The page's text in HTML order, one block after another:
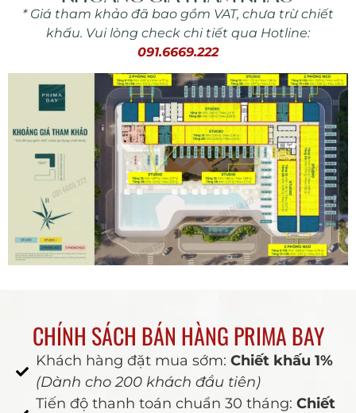
* Giá tham khảo đã bao gồm VAT, chưa trừ chiết
khấu. Vui lòng check chi tiết qua Hotline:
091.6669.222
CHÍNH SÁCH BÁN HÀNG PRIMA BAY
Khách hàng đặt mua sớm: Chiết khấu 1%
(Dành cho 200 khách đầu tiên)
Tiến độ thanh toán chuẩn 30 tháng: Chiết